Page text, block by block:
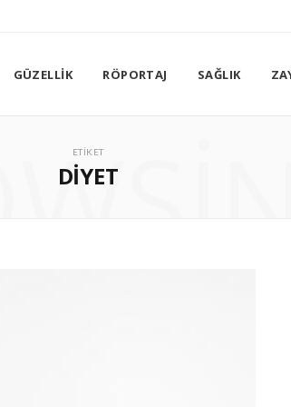
GÜZELLIK RÖPORTAJ SAĞLIK
ETIKET
DIYET